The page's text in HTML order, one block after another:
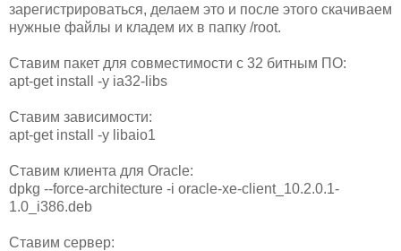
зарегистрироваться, делаем это и после этого скачиваем
нужные файлы и кладем их в папку /root.
Ставим пакет для совместимости с 32 битным ПО:
apt-get install -y ia32-libs
Ставим зависимости:
apt-get install -y libaio1
Ставим клиента для Oracle:
dpkg --force-architecture -i oracle-xe-client_10.2.0.1-
1.0_i386.deb
Ставим сервер: